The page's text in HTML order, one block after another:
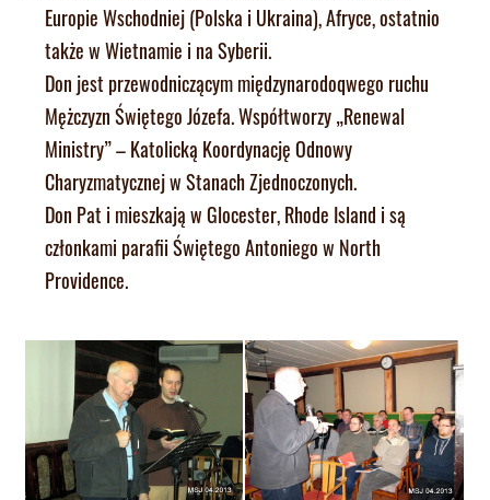
Europie Wschodniej (Polska i Ukraina), Afryce, ostatnio
także w Wietnamie i na Syberii.
Don jest przewodniczącym międzynarodoqwego ruchu
Mężczyzn Świętego Józefa. Współtworzy „Renewal
Ministry” – Katolicką Koordynację Odnowy
Charyzmatycznej w Stanach Zjednoczonych.
Don Pat i mieszkają w Glocester, Rhode Island i są
członkami parafii Świętego Antoniego w North
Providence.